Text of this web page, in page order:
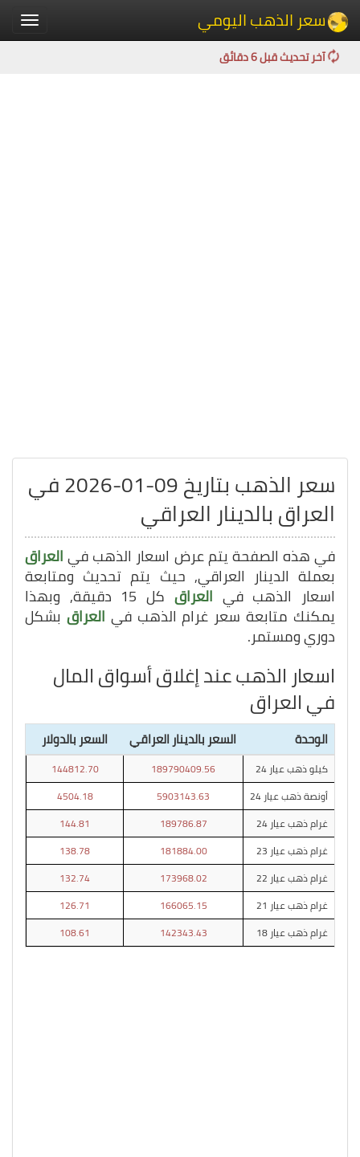
Toggle سعر الذهب اليومي
آخر تحديث قبل 6 دقائق
سعر الذهب بتاريخ 09-01-2026 في
العراق بالدينار العراقي
في هذه الصفحة يتم عرض اسعار الذهب فيالعراق
بعملة الدينار العراقي, حيث يتم تحديث ومتابعة
اسعار الذهب في العراق كل 15 دقيقة, وبهذا
يمكنك متابعة سعر غرام الذهب في العراق بشكل
دوري ومستمر.
اسعار الذهب عند إغلاق أسواق المال
في العراق
الوحدة السعر بالدينار العراقي السعر بالدولار
كيلو ذهب عيار 24 189790409.56
144812.70
أونصة ذهب عيار 24
5903143.63
4504.18
غرام ذهب عيار 24
189786.87
144.81
غرام ذهب عيار 23
181884.00
138.78
غرام ذهب عيار 22
173968.02
132.74
غرام ذهب عيار 21
166065.15
126.71
غرام ذهب عيار 18
142343.43
108.61